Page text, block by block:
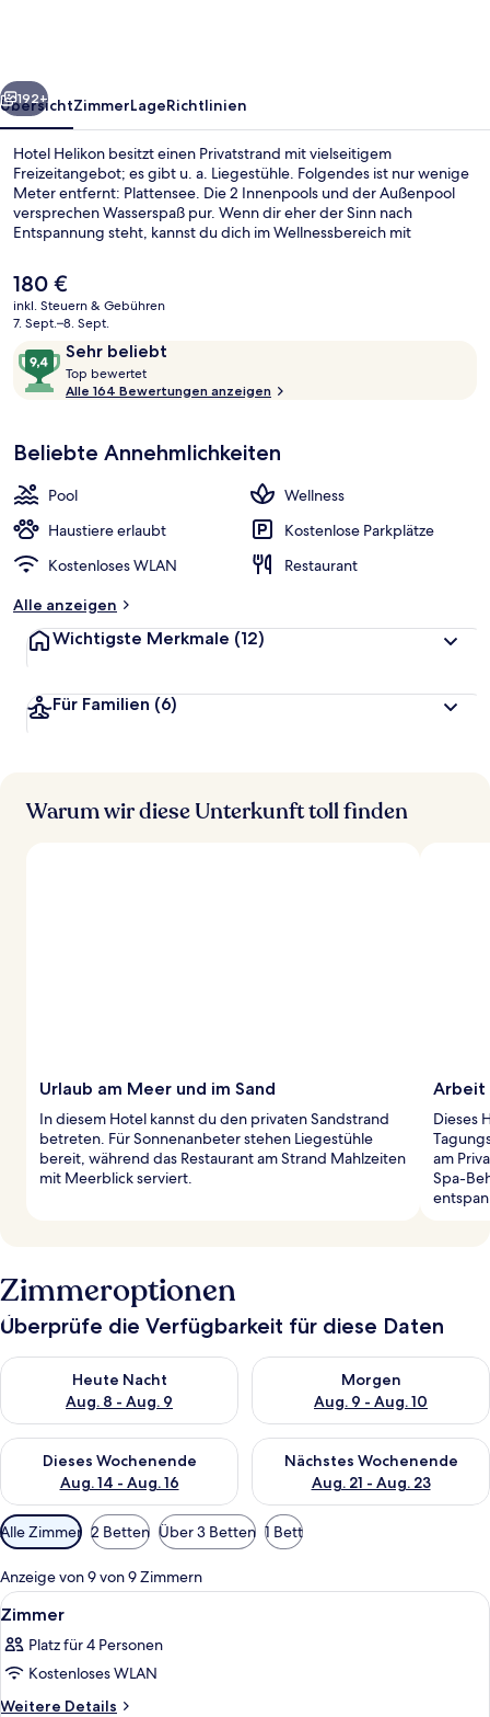
Weiter
192+
ÜbersichtZimmerLageRichtlinien
Hotel Helikon besitzt einen Privatstrand mit vielseitigem
Freizeitangebot; es gibt u. a. Liegestühle. Folgendes ist nur wenige
Meter entfernt: Plattensee. Die 2 Innenpools und der Außenpool
versprechen Wasserspaß pur. Wenn dir eher der Sinn nach
Entspannung steht, kannst du dich im Wellnessbereich mit
Gesichtsbehandlungen verwöhnen lassen. Deinen Hunger stillen 2
Restaurants und dank Bar vor Ort findest du ein entspanntes
Ambiente für das ein oder andere kühle Getränk vor. Als weitere
Highlights bietet dieses Hotel im luxuriösen Stil eine Dachterrasse,
einen kostenlosen Kinderclub und ein rund um die Uhr geöffnetes
Fitnesscenter.
Der
aktuelle
Preis
180 €.
180 €
inkl. Steuern & Gebühren
7. Sept.–8. Sept.
Bewertungen
Sehr beliebt
9,4
von
10,
beliebt
Top bewertet
o
b
r
e
Alle 164 Bewertungen anzeigen
Beliebte Annehmlichkeiten
Pool
Wellness
Haustiere erlaubt
Kostenlose Parkplätze
Kostenloses WLAN
Restaurant
Alle anzeigen
Wichtigste Merkmale (12)
Für Familien (6)
Warum wir diese Unterkunft toll finden
Urlaub am Meer und im Sand
In diesem Hotel kannst du den privaten Sandstrand
betreten. Für Sonnenanbeter stehen Liegestühle
bereit, während das Restaurant am Strand Mahlzeiten
mit Meerblick serviert.
Arbeit
Dieses
am
Spa-
Zimmeroptionen
Überprüfe die Verfügbarkeit für diese Daten
Heute Nacht
Aug. 8 - Aug. 9
Überprüfe die Verfügbarkeit für heute Nacht, Aug. 8 - Aug. 9.
Morgen
Aug. 9 - Aug. 10
Überprüfe die Verfügbarkeit
Dieses Wochenende
Aug. 14 - Aug. 16
Überprüfe die Verfügbarkeit für dieses Wochenende, Aug. 14
Nächstes Wochenende
Aug. 21 - Aug. 23
Überprüfe die Verfügbarkeit
Verfügbare
Filter
für
Zimmer
Alle Zimmer 2 Betten Über 3 Betten 1 Bett
Anzeige von 9 von 9 Zimmern
Alle
Fotos
für
Zimmer
anzeigen
Ein modernes Hotel mit
1
Zimmer
Platz für 4 Personen
Kostenloses WLAN
Weitere Details
Weitere